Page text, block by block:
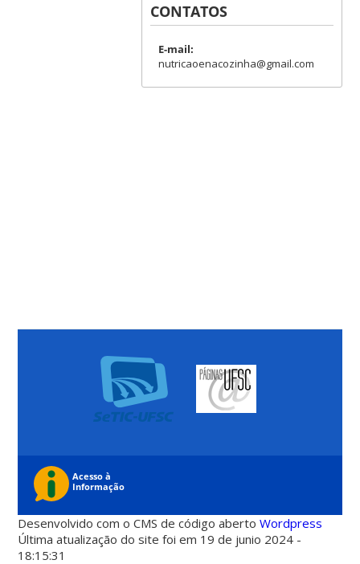
CONTATOS
E-mail:
nutricaoenacozinha@gmail.com
Desenvolvido com o CMS de código abertoWordpress
Última atualização do site foi em 19 de junio 2024 -
18:15:31